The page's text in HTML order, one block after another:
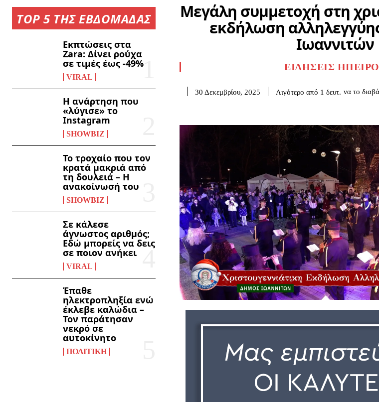
TOP 5 ΤΗΣ ΕΒΔΟΜΑΔΑΣ
Εκπτώσεις στα
Zara: Δίνει ρούχα
σε τιμές έως -49%
VIRAL
Η ανάρτηση που
«λύγισε» το
Instagram
SHOWBIZ
Το τροχαίο που τον
κρατά μακριά από
τη δουλειά – Η
ανακοίνωσή του
SHOWBIZ
Σε κάλεσε
άγνωστος αριθμός;
Εδώ μπορείς να δεις
σε ποιον ανήκει
VIRAL
Έπαθε
ηλεκτροπληξία ενώ
έκλεβε καλώδια –
Τον παράτησαν
νεκρό σε
αυτοκίνητο
ΠΟΛΙΤΙΚΉ
Μεγάλη συμμετοχή στη
εκδήλωση
Ιωαννιτών
ΕΙΔΉΣΕΙΣ
30 Δεκεμβρίου, 2025 Λιγότερο από 1 δευτ. να το